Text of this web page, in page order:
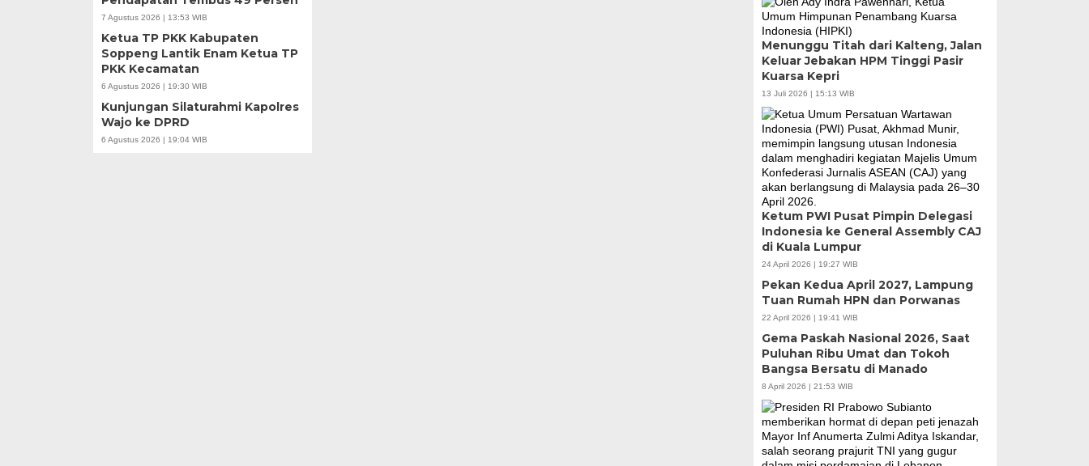
7 Agustus 2026 | 13:53 WIB
Ketua TP PKK Kabupaten
Soppeng Lantik Enam Ketua TP
PKK Kecamatan
6 Agustus 2026 | 19:30 WIB
Kunjungan Silaturahmi Kapolres
Wajo ke DPRD
6 Agustus 2026 | 19:04 WIB
Menunggu Titah dari Kalteng, Jalan
Keluar Jebakan HPM Tinggi Pasir
Kuarsa Kepri
13 Juli 2026 | 15:13 WIB
Ketum PWI Pusat Pimpin Delegasi
Indonesia ke General Assembly CAJ
di Kuala Lumpur
24 April 2026 | 19:27 WIB
Pekan Kedua April 2027, Lampung
Tuan Rumah HPN dan Porwanas
22 April 2026 | 19:41 WIB
Gema Paskah Nasional 2026, Saat
Puluhan Ribu Umat dan Tokoh
Bangsa Bersatu di Manado
8 April 2026 | 21:53 WIB